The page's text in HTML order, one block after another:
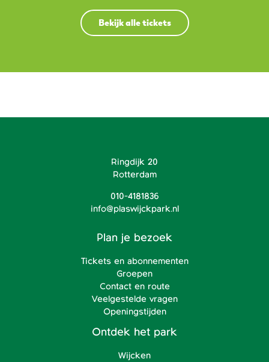
Bekijk alle tickets
Ringdijk 20
Rotterdam
010-4181836
info@plaswijckpark.nl
Plan je bezoek
Tickets en abonnementen
Groepen
Contact en route
Veelgestelde vragen
Openingstijden
Ontdek het park
Wijcken